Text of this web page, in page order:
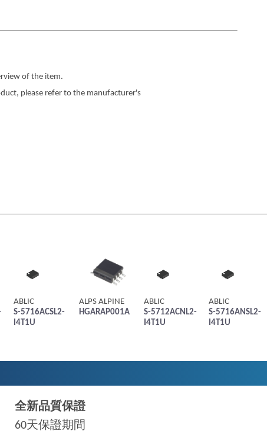
of the item.
please refer to the manufacturer's
ABLIC
S-5716ACSL2-
I4T1U
ALPS ALPINE
HGARAP001A
ABLIC
S-5712ACNL2-
I4T1U
ABLIC
S-5716ANSL2-
I4T1U
全新品質保證
60天保證期間